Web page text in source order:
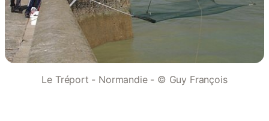
Le Tréport - Normandie - © Guy François